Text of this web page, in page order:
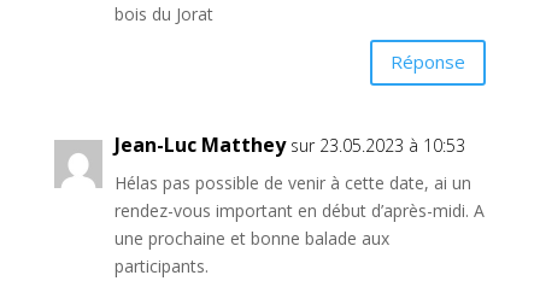
bois du Jorat
Réponse
Jean-Luc Matthey sur 23.05.2023 à 10:53
Hélas pas possible de venir à cette date, ai un
rendez-vous important en début d’après-midi. A
une prochaine et bonne balade aux
participants.